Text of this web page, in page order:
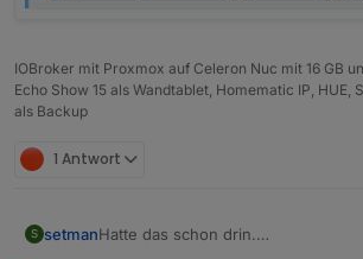
IOBroker mit Proxmox auf Celeron Nuc mit 16 GB
Echo Show 15 als Wandtablet, Homematic IP, HUE,
als Backup
1 Antwort
S setmanHatte das schon drin.